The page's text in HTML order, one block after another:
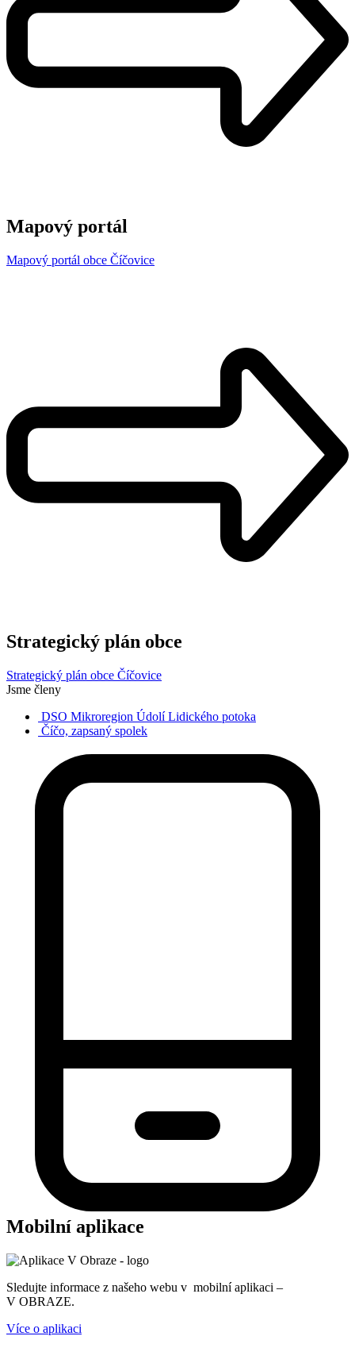
Mapový portál
Mapový portál obce Číčovice
Strategický plán obce
Strategický plán obce Číčovice
Jsme členy
DSO Mikroregion Údolí Lidického potoka
Číčo, zapsaný spolek
Mobilní aplikace
Sledujte informace z našeho webu v mobilní aplikaci –
V OBRAZE.
Více o aplikaci